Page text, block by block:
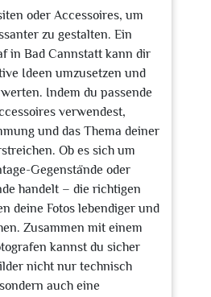
oder Accessoires, um
zu gestalten. Ein
in Bad Cannstatt kann dir
Ideen umzusetzen und
Indem du passende
verwendest,
und das Thema deiner
Ob es sich um
Gegenstände oder
handelt – die richtigen
deine Fotos lebendiger und
Zusammen mit einem
kannst du sicher
nicht nur technisch
auch eine